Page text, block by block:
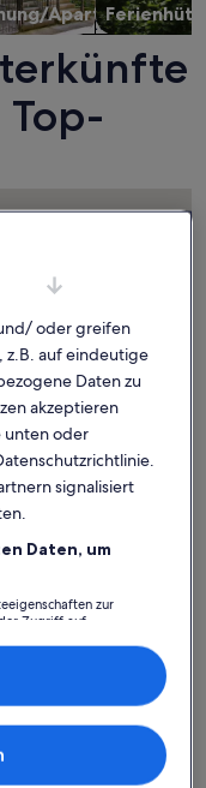
Apartment
in einem neuen
oder greifen
z.B. auf eindeutige
Daten zu
akzeptieren
unten oder
signalisiert
Daten, um
zur
Zugriff auf
von Inhalten,
von